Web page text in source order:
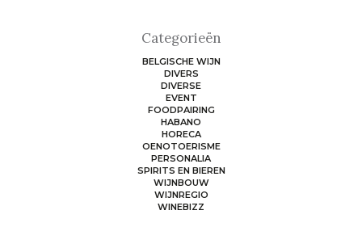
Categorieën
BELGISCHE WIJN
DIVERS
DIVERSE
EVENT
FOODPAIRING
HABANO
HORECA
OENOTOERISME
PERSONALIA
SPIRITS EN BIEREN
WIJNBOUW
WIJNREGIO
WINEBIZZ